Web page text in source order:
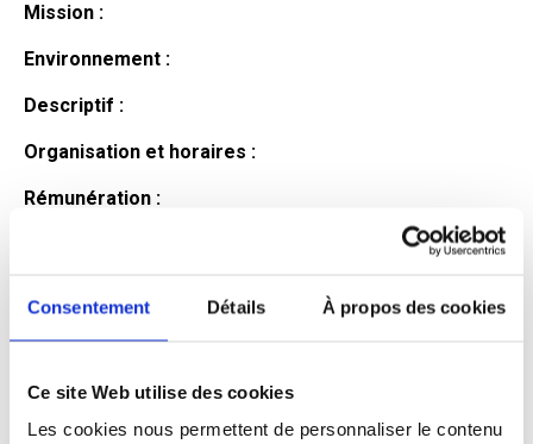
Consentement Détails À propos des cookies
Ce site Web utilise des cookies
Les cookies nous permettent de personnaliser le contenu
Mission :
Environnement :
Descriptif :
Organisation et horaires :
Rémunération :
Profil du
candidat